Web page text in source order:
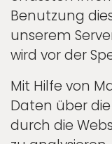
Benutzung
unserem
wird vor der
Mit Hilfe von
Daten über
durch die